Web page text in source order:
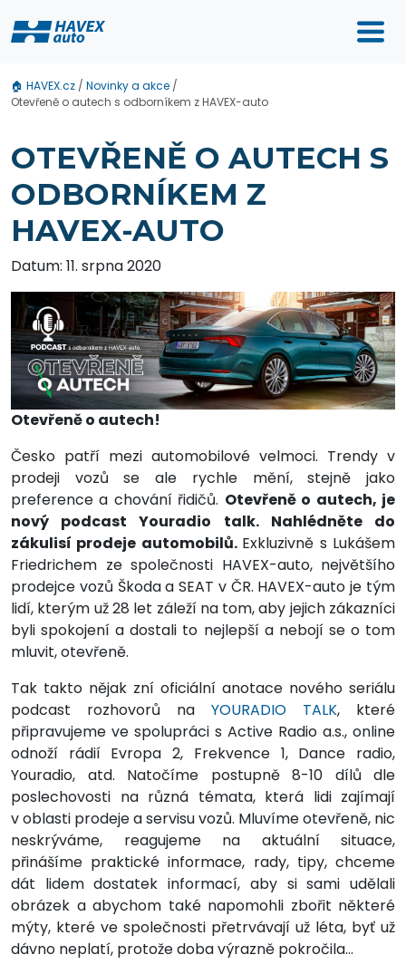
🏠 HAVEX.cz / Novinky a akce /
Otevřeně o autech s odborníkem z HAVEX-auto
OTEVŘENĚ O AUTECH S
ODBORNÍKEM Z
HAVEX-AUTO
Datum: 11. srpna 2020
Otevřeně o autech!
Česko patří mezi automobilové velmoci. Trendy v
prodeji vozů se ale rychle mění, stejně jako
preference a chování řidičů. Otevřeně o autech, je
nový podcast Youradio talk. Nahlédněte do
zákulisí prodeje automobilů. Exkluzivně s Lukášem
Friedrichem ze společnosti HAVEX-auto, největšího
prodejce vozů Škoda a SEAT v ČR. HAVEX-auto je tým
lidí, kterým už 28 let záleží na tom, aby jejich zákazníci
byli spokojení a dostali to nejlepší a nebojí se o tom
mluvit, otevřeně.
Tak takto nějak zní oficiální anotace nového seriálu
podcast rozhovorů na YOURADIO TALK, které
připravujeme ve spolupráci s Active Radio a.s., online
odnoží rádií Evropa 2, Frekvence 1, Dance radio,
Youradio, atd. Natočíme postupně 8-10 dílů dle
poslechovosti na různá témata, která lidi zajímají
v oblasti prodeje a servisu vozů. Mluvíme otevřeně, nic
neskrýváme, reagujeme na aktuální situace,
přinášíme praktické informace, rady, tipy, chceme
dát lidem dostatek informací, aby si sami udělali
obrázek a abychom také napomohli zbořit některé
mýty, které ve společnosti přetrvávají už léta, byť už
dávno neplatí, protože doba výrazně pokročila…